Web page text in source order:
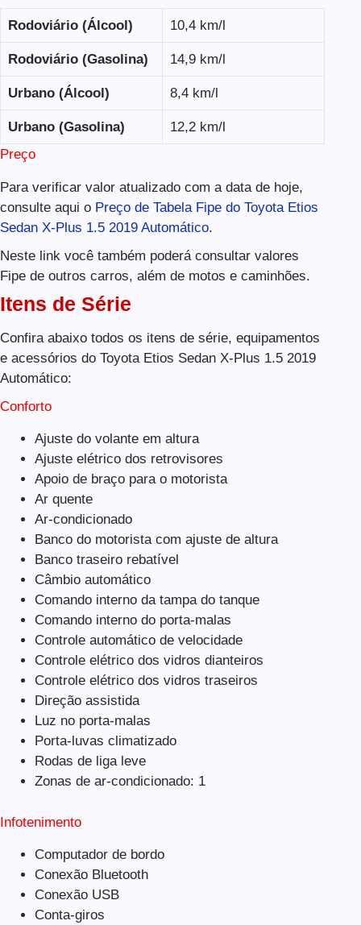
Rodoviário (Álcool) 10,4 km/l
Rodoviário (Gasolina) 14,9 km/l
Urbano (Álcool) 8,4 km/l
Urbano (Gasolina)
12,2 km/l
Preço
Para verificar valor atualizado com a data de hoje,
consulte aqui o Preço de Tabela Fipe do Toyota Etios
Sedan X-Plus 1.5 2019 Automático.
Neste link você também poderá consultar valores
Fipe de outros carros, além de motos e caminhões.
Itens de Série
Confira abaixo todos os itens de série, equipamentos
e acessórios do Toyota Etios Sedan X-Plus 1.5 2019
Automático:
Conforto
Ajuste do volante em altura
Ajuste elétrico dos retrovisores
Apoio de braço para o motorista
Ar quente
Ar-condicionado
Banco do motorista com ajuste de altura
Banco traseiro rebatível
Câmbio automático
Comando interno da tampa do tanque
Comando interno do porta-malas
Controle automático de velocidade
Controle elétrico dos vidros dianteiros
Controle elétrico dos vidros traseiros
Direção assistida
Luz no porta-malas
Porta-luvas climatizado
Rodas de liga leve
Zonas de ar-condicionado: 1
Infotenimento
Computador de bordo
Conexão Bluetooth
Conexão USB
Conta-giros